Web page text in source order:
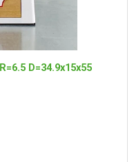
D=34.9x15x55